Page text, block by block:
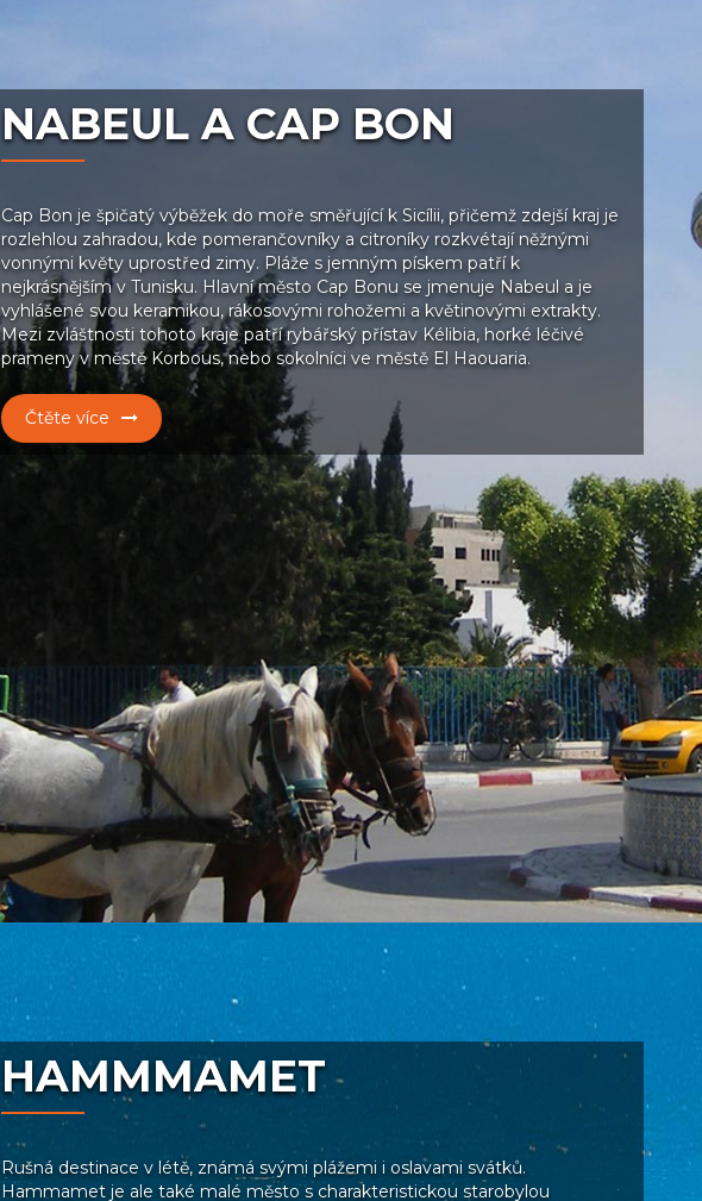
NABEUL A CAP BON
Cap Bon je špičatý výběžek do moře směřující k Sicílii, přičemž zdejší kraj je
rozlehlou zahradou, kde pomerančovníky a citroníky rozkvétají něžnými
vonnými květy uprostřed zimy. Pláže s jemným pískem patří k
nejkrásnějším v Tunisku. Hlavní město Cap Bonu se jmenuje Nabeul a je
vyhlášené svou keramikou, rákosovými rohožemi a květinovými extrakty.
Mezi zvláštnosti tohoto kraje patří rybářský přístav Kélibia, horké léčivé
prameny v městě Korbous, nebo sokolníci ve městě El Haouaria.
Čtěte více
HAMMMAMET
Rušná destinace v létě, známá svými plážemi i oslavami svátků.
Hammamet je ale také malé město s charakteristickou starobylou